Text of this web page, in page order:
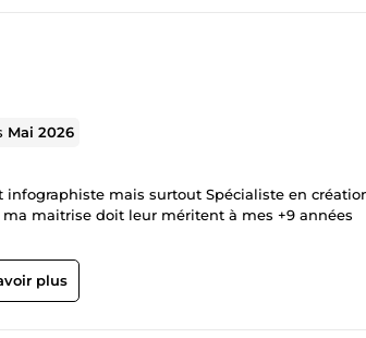
Mai 2026
infographiste mais surtout Spécialiste en
maitrise doit leur méritent à mes +9 années
plus